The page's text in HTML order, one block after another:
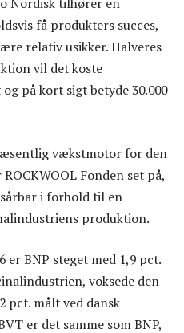
få produkters succes,
relativ usikker. Halveres
vil det koste
på kort sigt betyde 30.000
vækstmotor for den
Fonden set på,
i forhold til en
produktion.
er BNP steget med 1,9 pct.
voksede den
pct. målt ved dansk
er det samme som BNP,